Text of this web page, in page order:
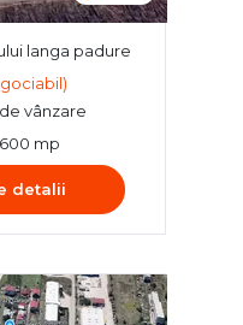
langa padure
vânzare
600 mp
detalii